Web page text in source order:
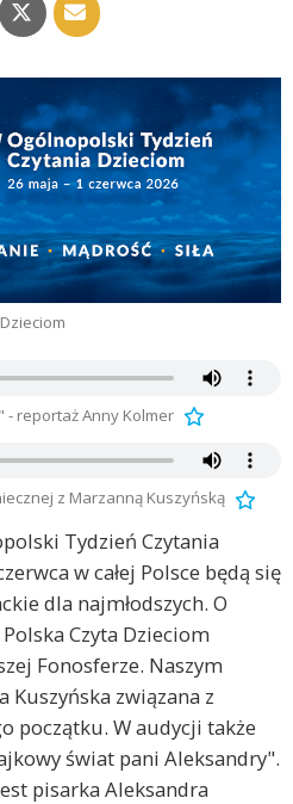
reportaż Anny Kolmer
z Marzanną Kuszyńską
Tydzień Czytania
w całej Polsce będą się
dla najmłodszych. O
Czyta Dzieciom
Fonosferze. Naszym
Kuszyńska związana z
początku. W audycji także
świat pani Aleksandry".
pisarka Aleksandra